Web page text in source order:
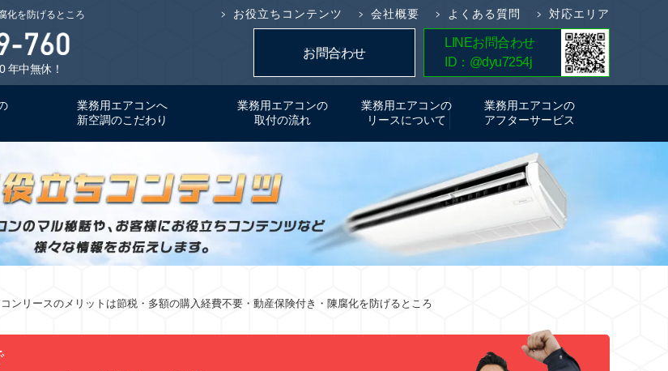
化を防げるところ お役立ちコンテンツ 会社概要 よくある質問 対応エリア
年中無休！
簡単5分！
お見積り
お問合わせ
LINEお問合わせ
ID：@dyu7254j
業務用エアコンへ
新空調のこだわり
業務用エアコンの
取付の流れ
業務用エアコンの
リースについて
業務用エアコンの
アフターサービス
ンリースのメリットは節税・多額の購入経費不要・動産保険付き・陳腐化を防げるところ